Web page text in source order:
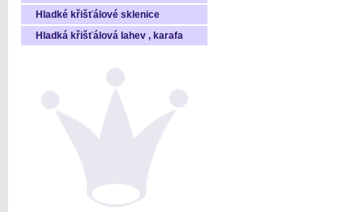
Hladké křišťálové sklenice
Hladká křišťálová lahev , karafa